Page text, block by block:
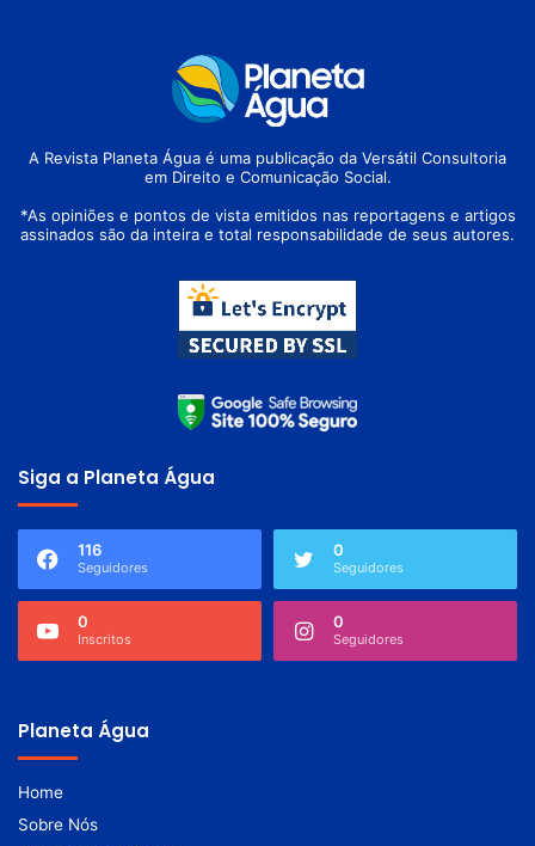
A Revista Planeta Água é uma publicação da Versátil Consultoria
em Direito e Comunicação Social.
*As opiniões e pontos de vista emitidos nas reportagens e artigos
assinados são da inteira e total responsabilidade de seus autores.
Siga a Planeta Água
116
Seguidores
0
Seguidores
0
Inscritos
0
Seguidores
Planeta Água
Home
Sobre Nós